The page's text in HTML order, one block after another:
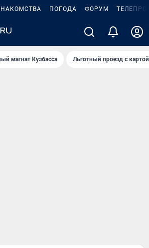
ПОГОДА ФОРУМ
магнат Кузбасса Льготный проезд с